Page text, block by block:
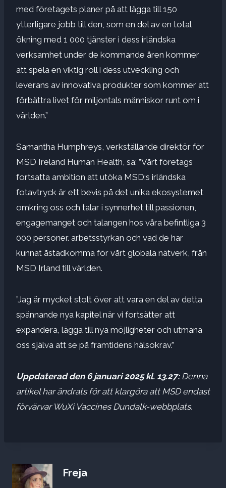
med företagets planer på att lägga till 150
ytterligare jobb till den, som en del av en total
ökning med 1 000 tjänster i dess irländska
verksamhet under de kommande åren kommer
att spela en viktig roll i dess utveckling och
leverans av innovativa produkter som kommer att
förbättra livet för miljontals människor runt om i
världen.”
Samantha Humphreys, verkställande direktör för
MSD Ireland Human Health, sa: ”Vårt företags
fortsatta ambition att utöka MSD:s irländska
fotavtryck är ett bevis på det unika ekosystemet
omkring oss och talar i synnerhet till passionen,
engagemanget och talangen hos våra befintliga 3
000 personer. arbetsstyrkan och vad de har
kunnat åstadkomma för vårt globala nätverk, från
MSD Irland till världen.
”Jag är mycket stolt över att vara en del av detta
spännande nya kapitel när vi fortsätter att
expandera, lägga till nya möjligheter och utmana
oss själva att se på framtidens hälsokrav.”
Uppdaterad den 6 januari 2025 kl. 13.27:Denna
artikel har ändrats för att klargöra att MSD endast
förvärvar WuXi Vaccines Dundalk-webbplats.
Freja